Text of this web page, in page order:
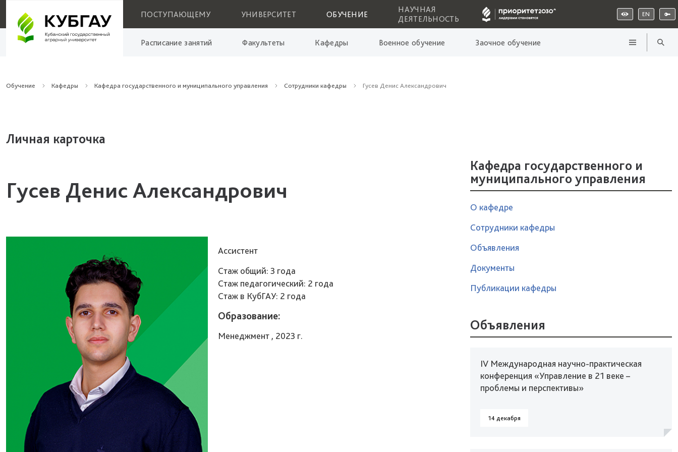
ПОСТУПАЮЩЕМУ УНИВЕРСИТЕТ ОБУЧЕНИЕ
НАУЧНАЯ
ДЕЯТЕЛЬНОСТЬ
EN
Расписание занятий Факультеты Кафедры Военное обучение Заочное обучение
Обучение Кафедры Кафедра государственного и муниципального управления Сотрудники кафедры Гусев Денис Александрович
Личная карточка
Гусев Денис Александрович
Ассистент
Стаж общий: 3 года
Стаж педагогический: 2 года
Стаж в КубГАУ: 2 года
Образование:
Менеджмент , 2023 г.
Кафедра государственного и
муниципального управления
О кафедре
Сотрудники кафедры
Объявления
Документы
Публикации кафедры
Объявления
IV Международная научно-практическая
конференция «Управление в 21 веке –
проблемы и перспективы»
14 декабря